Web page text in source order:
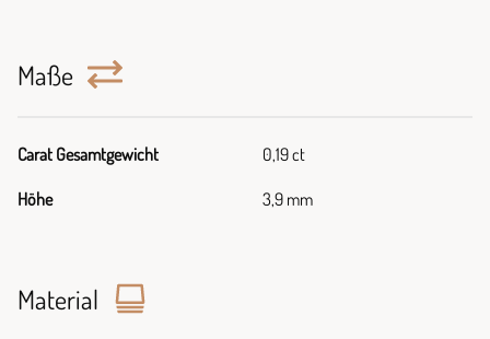
Maße
Carat Gesamtgewicht 0,19 ct
Höhe 3,9 mm
Material